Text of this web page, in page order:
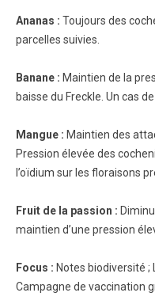
Ananas : Toujours des
parcelles suivies.
Banane : Maintien de la
baisse du Freckle. Un cas
Mangue : Maintien des
Pression élevée des
l’oïdium sur les floraisons
Fruit de la passion :
maintien d’une pression
Focus : Notes biodiversité
Campagne de vaccination